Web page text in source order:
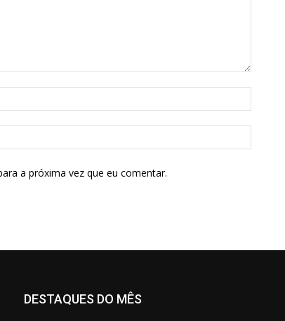
a próxima vez que eu comentar.
DESTAQUES DO MÊS